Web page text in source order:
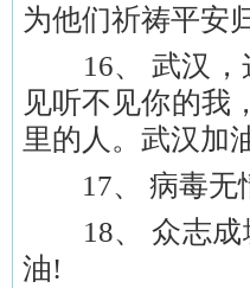
为他们祈祷平安
16、 武汉，这
见听不见你的我
里的人。武汉加
17、 病毒无
18、 众志成
油!